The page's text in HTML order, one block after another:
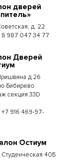
дверей
д. 22
8 987 047 34 77
Дверей
д.26
Бибирево
секция 33D
+7 916 469-97-
Остиум
40Б